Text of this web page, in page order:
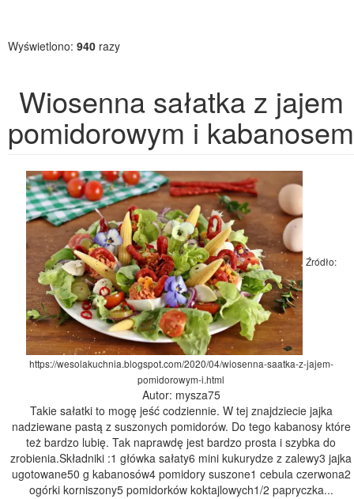
Wyświetlono: 940 razy
Wiosenna sałatka z jajem
pomidorowym i kabanosem
Źródło:
https://wesolakuchnia.blogspot.com/2020/04/wiosenna-saatka-z-jajem-
pomidorowym-i.html
Autor: mysza75
Takie sałatki to mogę jeść codziennie. W tej znajdziecie jajka
nadziewane pastą z suszonych pomidorów. Do tego kabanosy które
też bardzo lubię. Tak naprawdę jest bardzo prosta i szybka do
zrobienia.Składniki :1 główka sałaty6 mini kukurydze z zalewy3 jajka
ugotowane50 g kabanosów4 pomidory suszone1 cebula czerwona2
ogórki korniszony5 pomidorków koktajlowych1/2 papryczka...